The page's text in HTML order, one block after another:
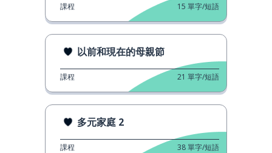
課程 15 單字/短語
以前和現在的母親節
課程 21 單字/短語
多元家庭 2
課程 38單字/短語